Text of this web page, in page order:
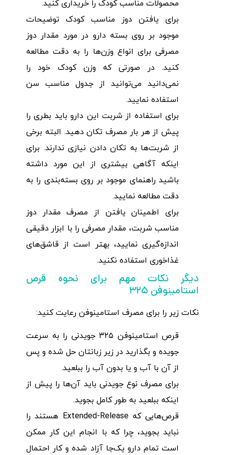
محصولات مناسب کودک را خریداری کنید‌.
برای یافتن دوز مناسب کودک توضیحات
موجود بر روی بسته دارو در مورد مقدار دوز
مصرفی برای انواع وزن‌ها را به دقت مطالعه
کنید. در صورتی که وزن کودک خود را
نمی‌دانید می‌توانید از جدول مناسب سن
استفاده نمایید.
برای استفاده از شربت این دارو باید بطری را
پیش از هر بار مصرف تکان دهید. البته برخی
از شربت‌ها به تکان دادن نیازی ندارند. برای
اینکه آگاهی بیشتری از این مورد داشته
باشید راهنمای موجود بر روی بسته‌بندی را به
دقت مطالعه نمایید‌.
برای اطمینان یافتن از مصرف مقدار دوز
مناسب شربت، مقدار مصرفی را با ابزار دقیقی
اندازه‌گیری نمایید، بهتر است از قاشق‌های
غذاخوری استفاده نکنید.
دیگر نکات مهم برای نحوه قرص
استامینوفن ۳۲۵
نکات زیر را برای مصرف استامینوفن رعایت کنید:
قرص استامینوفن ۳۲۵ جویدنی را به سرعت
جویده و بگذارید در زیر زبانتان حل شده و پس
از آن با آب و یا بدون آب را ببلعید.
برای مصرف نوع جویدنی باید آن‌ها را پیش از
اینکه ببلعید به طور کامل بجوید.
قرص‌هایی که Extended-Release هستند را
نباید بجوید، چرا که با انجام این کار ممکن
است تمام دارو یک‌جا آزاد شده و کار احتمال